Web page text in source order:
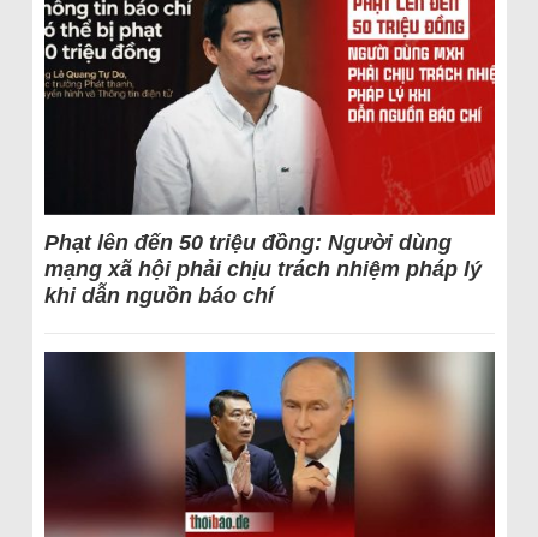
Phạt lên đến 50 triệu đồng: Người dùng
mạng xã hội phải chịu trách nhiệm pháp lý
khi dẫn nguồn báo chí